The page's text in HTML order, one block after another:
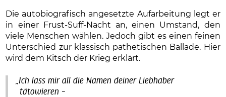
Die autobiografisch angesetzte Aufarbeitung legt er
in einer Frust-Suff-Nacht an, einen Umstand, den
viele Menschen wählen. Jedoch gibt es einen feinen
Unterschied zur klassisch pathetischen Ballade. Hier
wird dem Kitsch der Krieg erklärt.
„Ich lass mir all die Namen deiner Liebhaber
tätowieren –